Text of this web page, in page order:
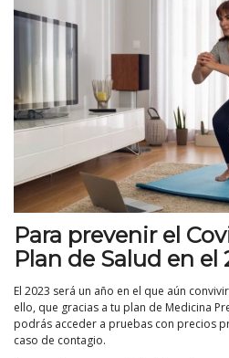
Para prevenir el
Plan de Salud en el
El 2023 será un año en el que aún
ello, que gracias a tu plan de Medicina
podrás acceder a pruebas con precios
caso de contagio.